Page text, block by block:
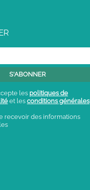
les politiques de
et les conditions générales
recevoir des informations